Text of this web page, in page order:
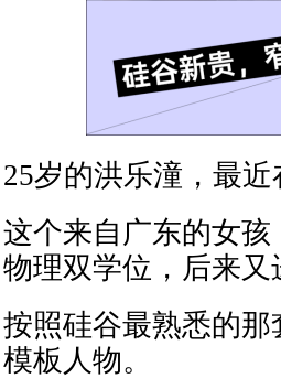
25岁的洪乐潼，最近
这个来自广东的女
物理双学位，后来
按照硅谷最熟悉的那
模板人物。